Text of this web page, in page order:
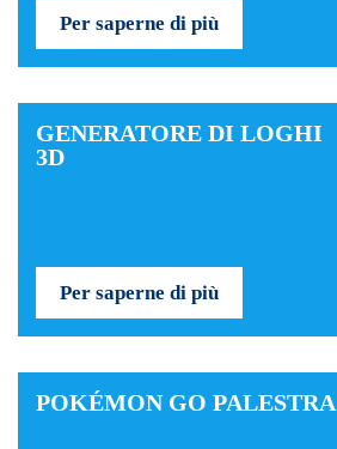
Per saperne di più
GENERATORE DI LOGHI
3D
Per saperne di più
POKÉMON GO PALESTRA